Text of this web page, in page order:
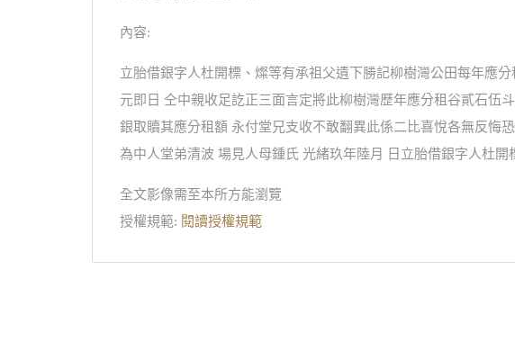
內容:
立胎借銀字人杜開標、燦等有承祖父遺下勝記柳樹灣公田每年應
元即日 仝中親收足訖正三面言定將此柳樹灣歷年應分租谷貳石伍
銀取贖其應分租額 永付堂兄支收不敢翻異此係二比喜悅各無反悔
為中人堂弟清波 場見人母鍾氏 光緒玖年陸月 日立胎借銀字人杜開
全文影像需至本所方能瀏覽
授權規範: 閱讀授權規範